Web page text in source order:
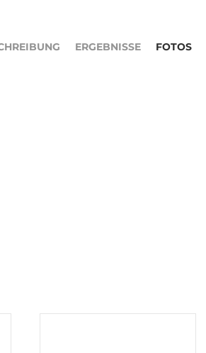
ERGEBNISSE FOTOS